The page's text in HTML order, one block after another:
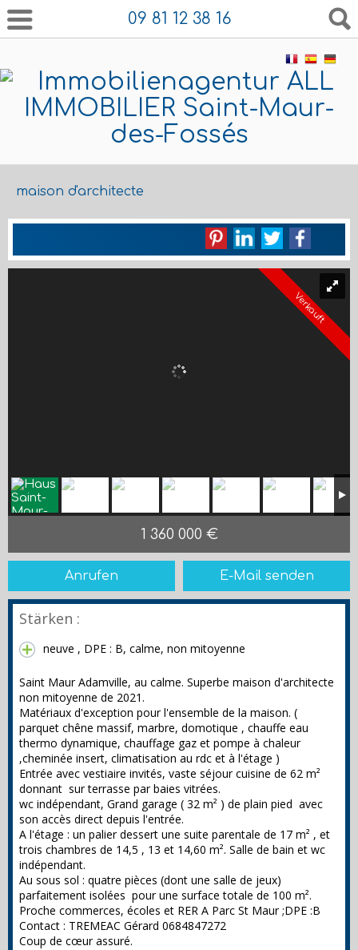
09 81 12 38 16
maison d'architecte
Verkauft
1 360 000 €
Anrufen E-Mail senden
Stärken :
neuve , DPE : B, calme, non mitoyenne
Saint Maur Adamville, au calme. Superbe maison d'architecte
non mitoyenne de 2021.
Matériaux d'exception pour l'ensemble de la maison. (
parquet chêne massif, marbre, domotique , chauffe eau
thermo dynamique, chauffage gaz et pompe à chaleur
,cheminée insert, climatisation au rdc et à l'étage )
Entrée avec vestiaire invités, vaste séjour cuisine de 62 m²
donnant sur terrasse par baies vitrées.
wc indépendant, Grand garage ( 32 m² ) de plain pied avec
son accès direct depuis l'entrée.
A l'étage : un palier dessert une suite parentale de 17 m² , et
trois chambres de 14,5 , 13 et 14,60 m². Salle de bain et wc
indépendant.
Au sous sol : quatre pièces (dont une salle de jeux)
parfaitement isolées pour une surface totale de 100 m².
Proche commerces, écoles et RER A Parc St Maur ;DPE :B
Contact : TREMEAC Gérard 0684847272
Coup de cœur assuré.